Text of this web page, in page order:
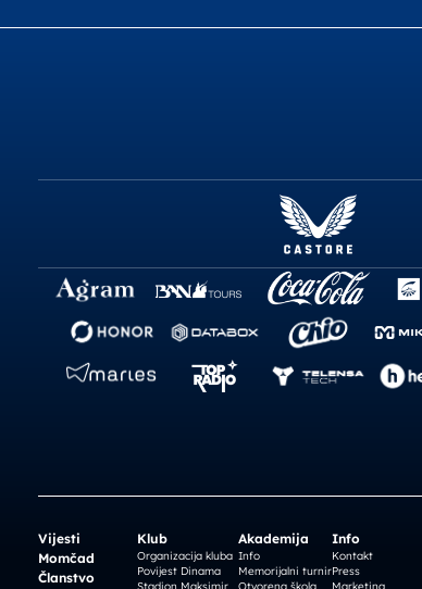
Vijesti
Momčad
Članstvo
Klub
Organizacija kluba
Povijest Dinama
Stadion Maksimir
Akademija
Info
Memorijalni turnir
Otvorena škola
Info
Kontakt
Press
Marketing